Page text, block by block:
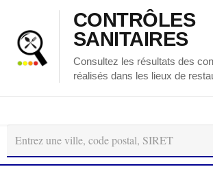
CONTRÔLES
SANITAIRES
Consultez les résultats des
réalisés dans les lieux de
Autour
de
moi
Régions